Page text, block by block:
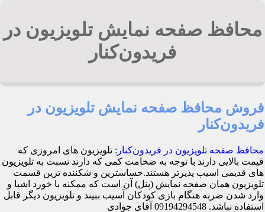
محافظ صفحه نمایش تلویزیون در
فریدون‌کنار
فروش محافظ صفحه نمایش تلویزیون در
فریدون‌کنار
محافظ صفحه تلویزیون در فریدون‌کنار : تلویزیون های امروزی که
قیمت بالایی دارند با توجه به ضخامت کمی که دارند نسبت به تلویزیون
های قدیمی اسیب پذیرتر هستند.حساسترین و شکننده ترین قسمت
تلویزیون همان صفحه نمایش (پنل) آن است که ممکنه با خورد اشیا و
وارد شدن ضربه هنگام بازی کودکان آسیب ببیند و تلویزیون دیگر قابل
استفاده نباشد. 09194294548 آقای جوادی